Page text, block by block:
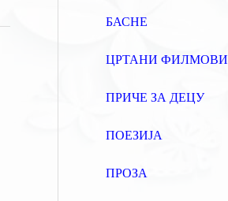
БАСНЕ
ЦРТАНИ ФИЛМОВИ
ПРИЧЕ ЗА ДЕЦУ
ПОЕЗИЈА
ПРОЗА